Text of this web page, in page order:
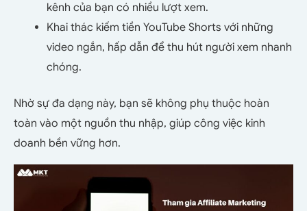
kênh của bạn có nhiều lượt xem.
Khai thác kiếm tiền YouTube Shorts với những
video ngắn, hấp dẫn để thu hút người xem nhanh
chóng.
Nhờ sự đa dạng này, bạn sẽ không phụ thuộc hoàn
toàn vào một nguồn thu nhập, giúp công việc kinh
doanh bền vững hơn.